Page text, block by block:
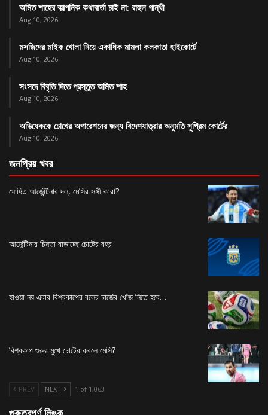
অমিত শাহের কাল্পনিক কথাবার্তা চাই না: রাহুল গান্ধী
Aug 10, 2026
মসজিদের মাইক খোলা নিয়ে একাধিক মামলা কলকাতা হাইকোর্টে
Aug 10, 2026
সংসদে বিবৃতি দিতে প্রস্তুত অমিত শাহ
Aug 10, 2026
অভিষেককে চোখের অপারেশনের জন্য বিদেশযাত্রার অনুমতি সুপ্রিম কোর্টের
Aug 10, 2026
জনপ্রিয় খবর
ঘোষিত আর্জেন্টিনার দল, মেসির সঙ্গী কারা?
আর্জেন্টিনার চিন্তা বাড়াচ্ছে চোটের বহর
হাওয়া নয় এবার বিশ্বকাপের বলের চার্জের খোঁজ নিতে হবে…
বিশ্বকাপ শুরুর মুখে চোটের কবলে মেসি?
PREV NEXT 1 of 1,063